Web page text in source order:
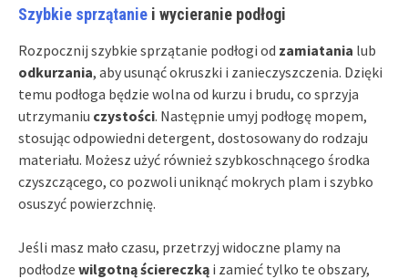
Szybkie sprzątanie i wycieranie podłogi
Rozpocznij szybkie sprzątanie podłogi od zamiatania lub
odkurzania, aby usunąć okruszki i zanieczyszczenia. Dzięki
temu podłoga będzie wolna od kurzu i brudu, co sprzyja
utrzymaniu czystości. Następnie umyj podłogę mopem,
stosując odpowiedni detergent, dostosowany do rodzaju
materiału. Możesz użyć również szybkoschnącego środka
czyszczącego, co pozwoli uniknąć mokrych plam i szybko
osuszyć powierzchnię.
Jeśli masz mało czasu, przetrzyj widoczne plamy na
podłodze wilgotną ściereczką i zamieć tylko te obszary,